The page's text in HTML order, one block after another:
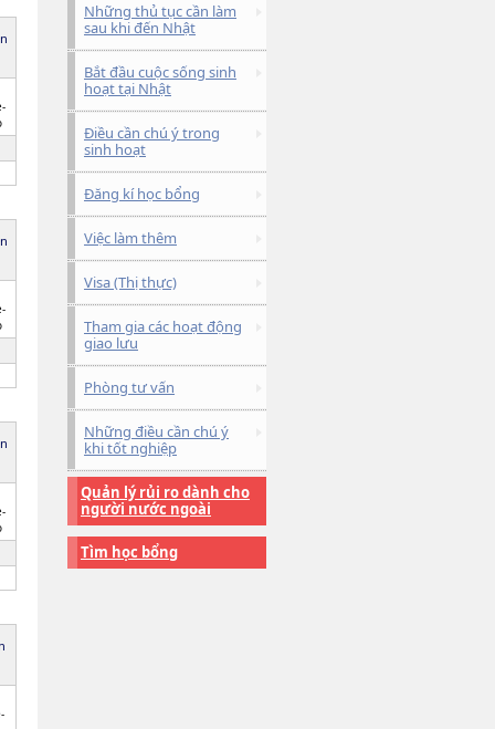
Những thủ tục cần làm
sau khi đến Nhật
Bắt đầu cuộc sống sinh
hoạt tại Nhật
Điều cần chú ý trong
sinh hoạt
Đăng kí học bổng
Việc làm thêm
Visa (Thị thực)
Tham gia các hoạt động
giao lưu
Phòng tư vấn
Những điều cần chú ý
khi tốt nghiệp
Quản lý rủi ro dành cho
người nước ngoài
Tìm học bổng